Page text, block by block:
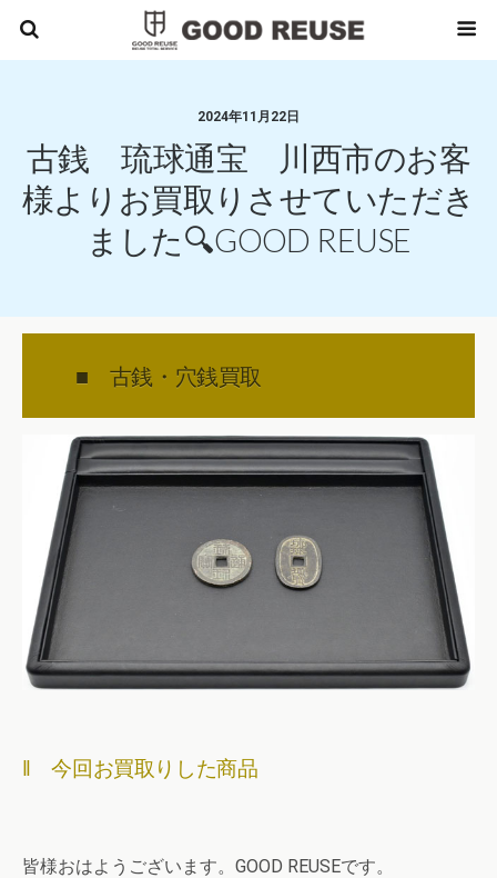
2024年11月22日
古銭 琉球通宝 川西市のお客
様よりお買取りさせていただき
ました🔍GOOD REUSE
■ 古銭・穴銭買取
‖ 今回お買取りした商品
皆様おはようございます。GOOD REUSEです。